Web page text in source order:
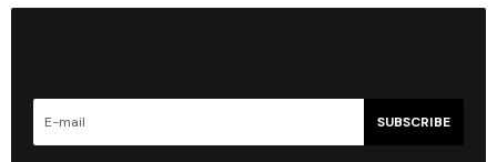
SUBSCRIBE